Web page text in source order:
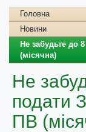
Головна
Новини
Не забудьте до
(місячна)
Не
подати
ПВ